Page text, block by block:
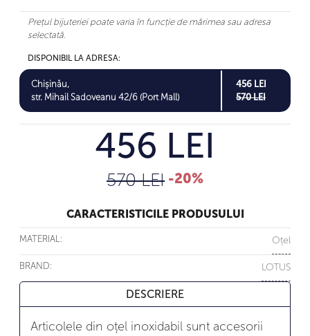
Prețul bijuteriei poate varia în funcție de mărimea sau adresa
selectată.
DISPONIBIL LA ADRESA:
Chișinău,
str. Mihail Sadoveanu 42/6 (Port Mall)
456 LEI
570 LEI
456 LEI
570 LEI -20%
CARACTERISTICILE PRODUSULUI
MATERIAL: Oțel
BRAND: LOTUS
DESCRIERE
Articolele din oțel inoxidabil sunt accesorii